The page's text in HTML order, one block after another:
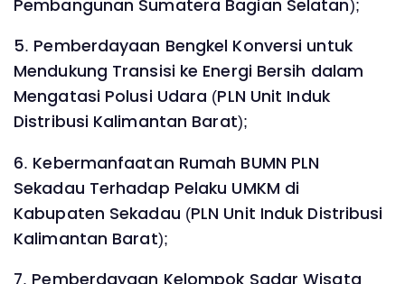
Pembangunan Sumatera Bagian Selatan);
5. Pemberdayaan Bengkel Konversi untuk
Mendukung Transisi ke Energi Bersih dalam
Mengatasi Polusi Udara (PLN Unit Induk
Distribusi Kalimantan Barat);
6. Kebermanfaatan Rumah BUMN PLN
Sekadau Terhadap Pelaku UMKM di
Kabupaten Sekadau (PLN Unit Induk Distribusi
Kalimantan Barat);